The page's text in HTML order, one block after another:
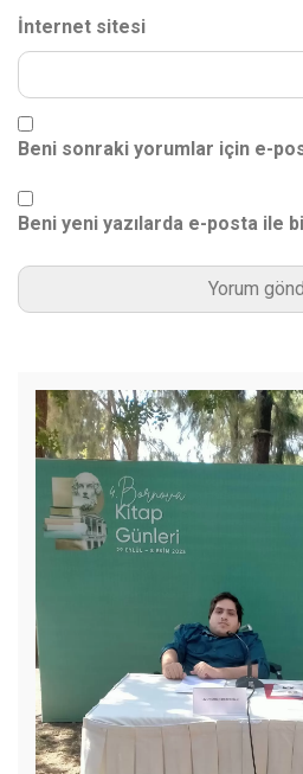
İnternet sitesi
Beni sonraki yorumlar için e-
Beni yeni yazılarda e-posta ile